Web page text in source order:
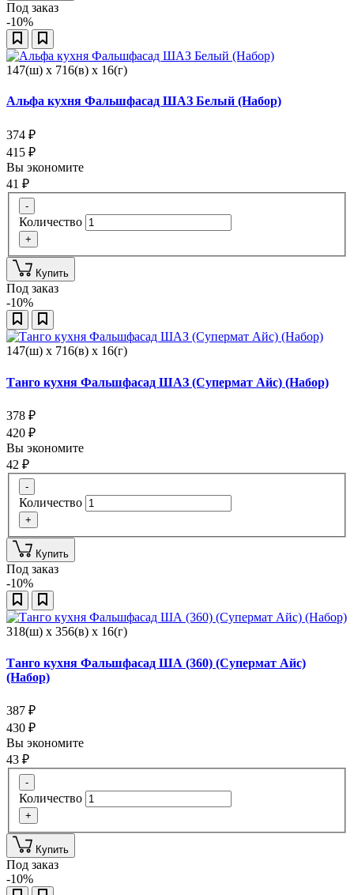
Под заказ
-10%
147(ш) x 716(в) x 16(г)
Альфа кухня Фальшфасад ШАЗ Белый (Набор)
374 ₽
415 ₽
Вы экономите
41 ₽
-
Количество
+
Купить
Под заказ
-10%
147(ш) x 716(в) x 16(г)
Танго кухня Фальшфасад ШАЗ (Супермат Айс) (Набор)
378 ₽
420 ₽
Вы экономите
42 ₽
-
Количество
+
Купить
Под заказ
-10%
318(ш) x 356(в) x 16(г)
Танго кухня Фальшфасад ША (360) (Супермат Айс)
(Набор)
387 ₽
430 ₽
Вы экономите
43 ₽
-
Количество
+
Купить
Под заказ
-10%